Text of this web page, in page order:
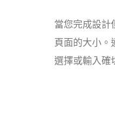
當您完成設計
頁面的大小。
選擇或輸入確